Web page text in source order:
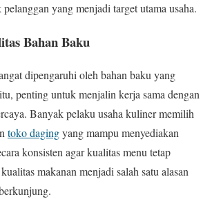
yang menjadi target utama usaha.
Bahan Baku
dipengaruhi oleh bahan baku yang
penting untuk menjalin kerja sama dengan
Banyak pelaku usaha kuliner memilih
toko dagingyang mampu menyediakan
konsisten agar kualitas menu tetap
makanan menjadi salah satu alasan